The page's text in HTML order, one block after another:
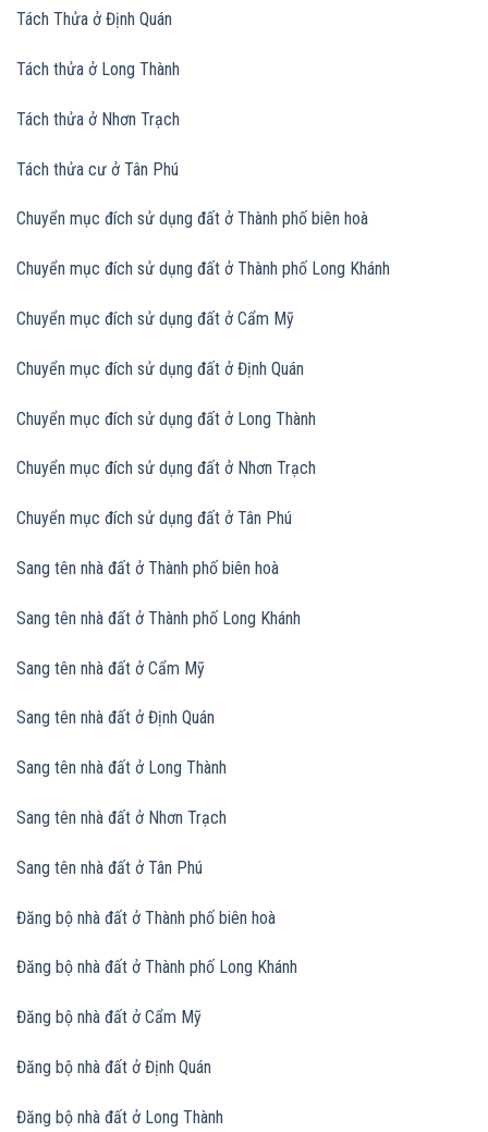
Tách Thửa ở Định Quán
Tách thửa ở Long Thành
Tách thửa ở Nhơn Trạch
Tách thửa cư ở Tân Phú
Chuyển mục đích sử dụng đất ở Thành phố biên hoà
Chuyển mục đích sử dụng đất ở Thành phố Long Khánh
Chuyển mục đích sử dụng đất ở Cẩm Mỹ
Chuyển mục đích sử dụng đất ở Định Quán
Chuyển mục đích sử dụng đất ở Long Thành
Chuyển mục đích sử dụng đất ở Nhơn Trạch
Chuyển mục đích sử dụng đất ở Tân Phú
Sang tên nhà đất ở Thành phố biên hoà
Sang tên nhà đất ở Thành phố Long Khánh
Sang tên nhà đất ở Cẩm Mỹ
Sang tên nhà đất ở Định Quán
Sang tên nhà đất ở Long Thành
Sang tên nhà đất ở Nhơn Trạch
Sang tên nhà đất ở Tân Phú
Đăng bộ nhà đất ở Thành phố biên hoà
Đăng bộ nhà đất ở Thành phố Long Khánh
Đăng bộ nhà đất ở Cẩm Mỹ
Đăng bộ nhà đất ở Định Quán
Đăng bộ nhà đất ở Long Thành